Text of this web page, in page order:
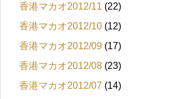
香港マカオ2012/11 (22)
香港マカオ2012/10 (12)
香港マカオ2012/09 (17)
香港マカオ2012/08 (23)
香港マカオ2012/07 (14)